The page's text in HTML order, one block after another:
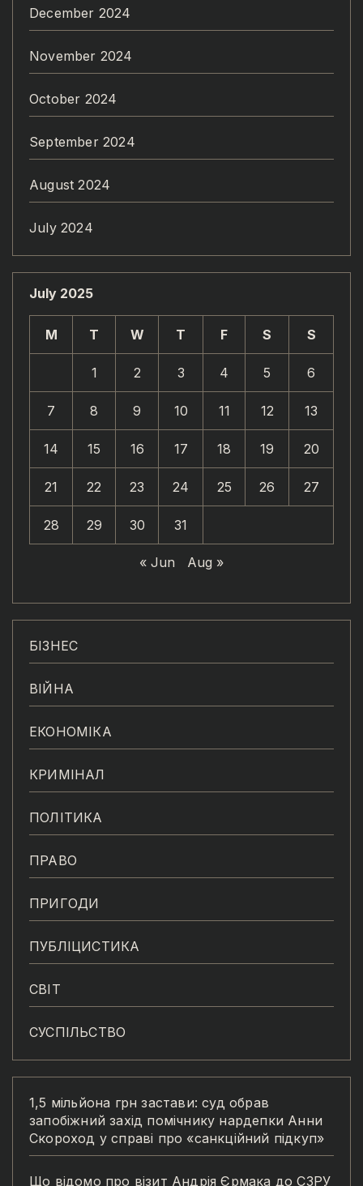
December 2024
November 2024
October 2024
September 2024
August 2024
July 2024
July 2025
M T W T F S S
1 2 3 4 5 6
7 8 9 10 11 12 13
14 15 16 17 18 19 20
21 22 23 24 25 26 27
28 29 30 31
« Jun Aug »
БІЗНЕС
ВІЙНА
ЕКОНОМІКА
КРИМІНАЛ
ПОЛІТИКА
ПРАВО
ПРИГОДИ
ПУБЛІЦИСТИКА
СВІТ
СУСПІЛЬСТВО
1,5 мільйона грн застави: суд обрав
запобіжний захід помічнику нардепки Анни
Скороход у справі про «санкційний підкуп»
Що відомо про візит Андрія Єрмака до СЗРУ